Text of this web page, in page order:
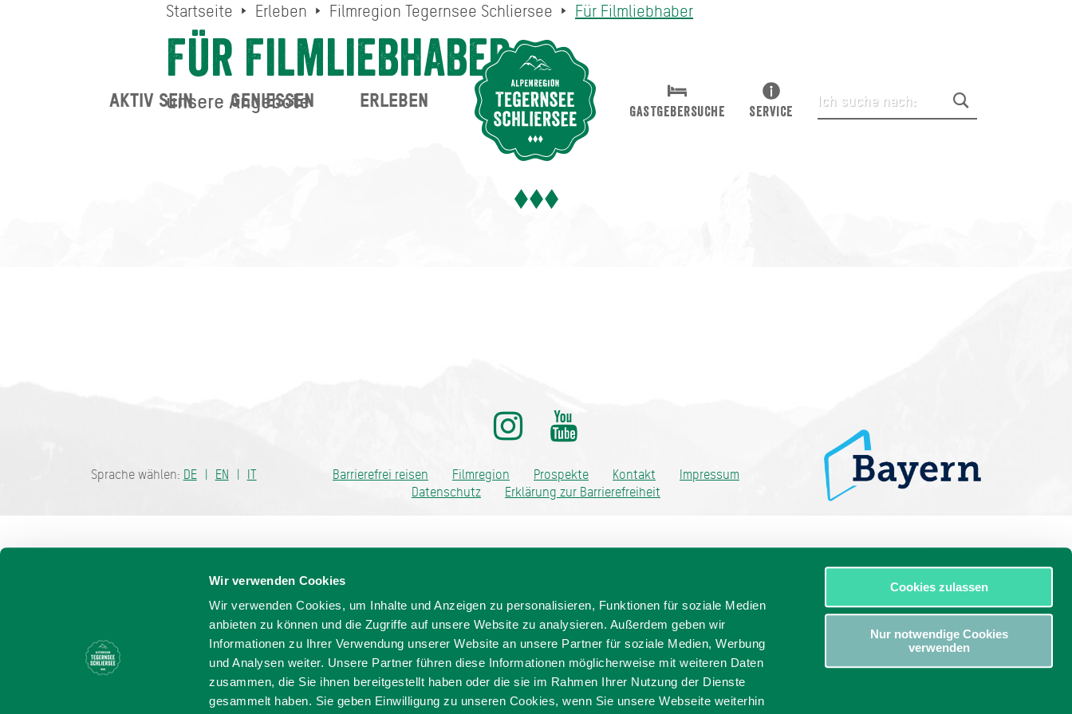
Wir verwenden Cookies
Wir verwenden Cookies, um Inhalte und Anzeigen zu personalisieren, Funktionen für soziale Medien
anbieten zu können und die Zugriffe auf unsere Website zu analysieren. Außerdem geben wir
Informationen zu Ihrer Verwendung unserer Website an unsere Partner für soziale Medien, Werbung
und Analysen weiter. Unsere Partner führen diese Informationen möglicherweise mit weiteren Daten
zusammen, die Sie ihnen bereitgestellt haben oder die sie im Rahmen Ihrer Nutzung der Dienste
gesammelt haben. Sie geben Einwilligung zu unseren Cookies, wenn Sie unsere Webseite weiterhin
Cookies zulassen
Nur notwendige Cookies
verwenden
Startseite Erleben Filmregion Tegernsee Schliersee Für Filmliebhaber
Für Filmliebhaber
unsere Angebote
Sprache wählen: DE EN IT Barrierefrei reisen Filmregion Prospekte Kontakt
Impressum
Datenschutz
Erklärung zur Barrierefreiheit
AKTIV SEIN GENIESSEN ERLEBEN
GASTGEBERSUCHE SERVICE
Suche abschicken